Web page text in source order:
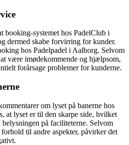
booking-systemet hos PadelClub i
dermed skabe forvirring for kunder.
hos Padelpadel i Aalborg. Selvom
være imødekommende og hjælpsom,
forårsage problemer for kunderne.
om lyset på banerne hos
at lyset er til den skarpe side, hvilket
på faciliteterne. Selvom
til andre aspekter, påvirker det